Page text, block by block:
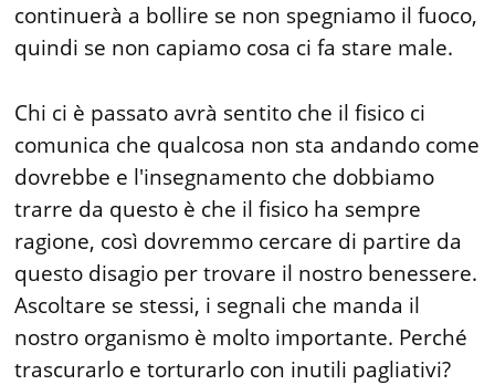
continuerà a bollire se non spegniamo il fuoco,
quindi se non capiamo cosa ci fa stare male.
Chi ci è passato avrà sentito che il fisico ci
comunica che qualcosa non sta andando come
dovrebbe e l'insegnamento che dobbiamo
trarre da questo è che il fisico ha sempre
ragione, così dovremmo cercare di partire da
questo disagio per trovare il nostro benessere.
Ascoltare se stessi, i segnali che manda il
nostro organismo è molto importante. Perché
trascurarlo e torturarlo con inutili pagliativi?